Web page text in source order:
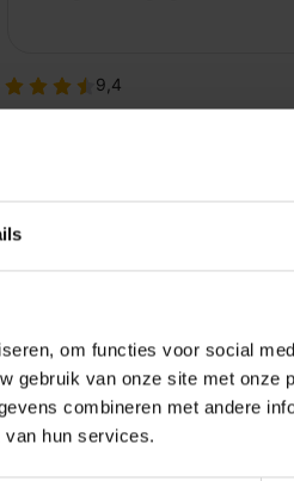
om functies voor social
gebruik van onze site met onze
combineren met andere
hun services.